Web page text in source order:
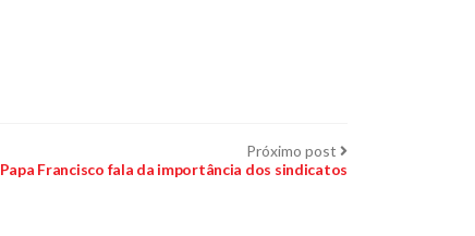
Próximo post Próximo
Papa Francisco fala da importância dos sindicatos